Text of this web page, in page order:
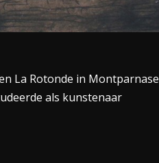
La Rotonde in Montparnase
als kunstenaar